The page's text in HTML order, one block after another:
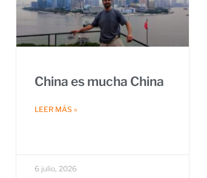
China es mucha China
LEER MÁS »
6 julio, 2026